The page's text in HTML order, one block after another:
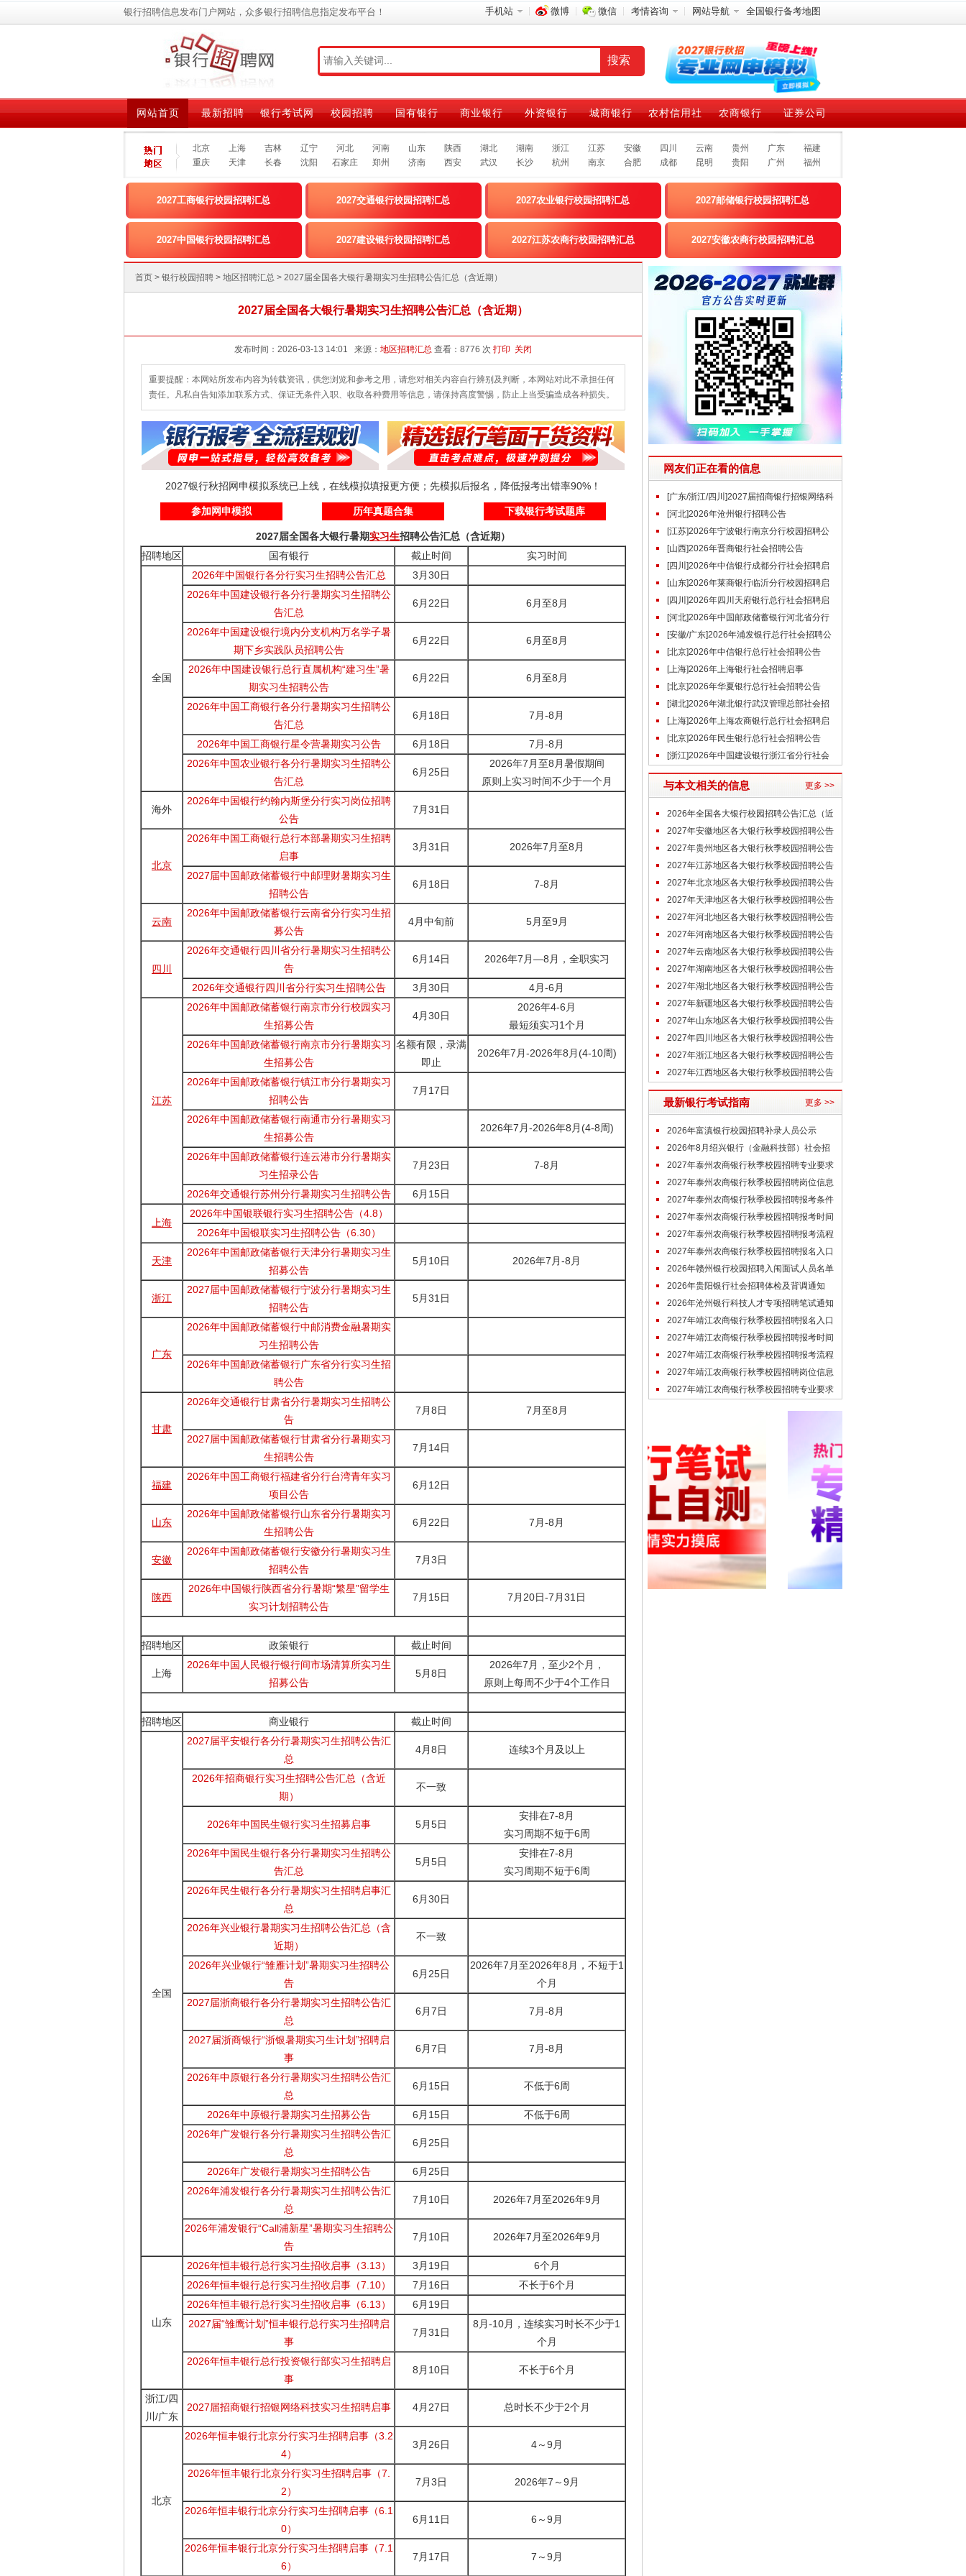
手机站 微博 微信 考情咨询 网站导航 全国银行备考地图
银行招聘信息发布门户网站，众多银行招聘信息指定发布平台！
网站首页 最新招聘 银行考试网 校园招聘 国有银行 商业银行 外资银行 城商银行 农村信用社 农商银行 证券公司
北京 上海 吉林 辽宁 河北 河南 山东 陕西 湖北 湖南 浙江 江苏 安徽 四川 云南 贵州 广东
福建
重庆
天津 长春 沈阳 石家庄 郑州 济南 西安 武汉 长沙 杭州 南京 合肥 成都 昆明 贵阳 广州 福州
2027工商银行校园招聘汇总 2027交通银行校园招聘汇总 2027农业银行校园招聘汇总 2027邮储银行校园招聘汇总
2027中国银行校园招聘汇总 2027建设银行校园招聘汇总 2027江苏农商行校园招聘汇总 2027安徽农商行校园招聘汇总
首页 > 银行校园招聘 > 地区招聘汇总 > 2027届全国各大银行暑期实习生招聘公告汇总（含近期）
2027届全国各大银行暑期实习生招聘公告汇总（含近期）
发布时间：2026-03-13 14:01 来源： 地区招聘汇总 查看： 8776 次 打印 关闭
重要提醒：本网站所发布内容为转载资讯，供您浏览和参考之用，请您对相关内容自行辨别及判断，本网站对此不承担任何
责任。凡私自告知添加联系方式、保证无条件入职、收取各种费用等信息，请保持高度警惕，防止上当受骗造成各种损失。
2027银行秋招网申模拟系统已上线，在线模拟填报更方便；先模拟后报名，降低报考出错率90%！
参加网申模拟 历年真题合集 下载银行考试题库
2027届全国各大银行暑期实习生招聘公告汇总（含近期）
招聘地区
国有银行 截止时间 实习时间
全国
2026年中国银行各分行实习生招聘公告汇总
3月30日
2026年中国建设银行各分行暑期实习生招聘公
告汇总
6月22日 6月至8月
2026年中国建设银行境内分支机构万名学子暑
期下乡实践队员招聘公告
6月22日 6月至8月
2026年中国建设银行总行直属机构“建习生”暑
期实习生招聘公告
6月22日 6月至8月
2026年中国工商银行各分行暑期实习生招聘公
告汇总
6月18日 7月-8月
2026年中国工商银行星令营暑期实习公告 6月18日
7月-8月
2026年中国农业银行各分行暑期实习生招聘公
告汇总
6月25日
2026年7月至8月暑假期间
原则上实习时间不少于一个月
海外
2026年中国银行约翰内斯堡分行实习岗位招聘
公告
7月31日
北京
2026年中国工商银行总行本部暑期实习生招聘
启事
3月31日 2026年7月至8月
2027届中国邮政储蓄银行中邮理财暑期实习生
招聘公告
6月18日 7-8月
云南
2026年中国邮政储蓄银行云南省分行实习生招
募公告
4月中旬前 5月至9月
四川
2026年交通银行四川省分行暑期实习生招聘公
告
6月14日 2026年7月—8月，全职实习
2026年交通银行四川省分行实习生招聘公告 3月30日 4月-6月
江苏
2026年中国邮政储蓄银行南京市分行校园实习
生招募公告
4月30日
2026年4-6月
最短须实习1个月
2026年中国邮政储蓄银行南京市分行暑期实习
生招募公告
名额有限，录满
即止
2026年7月-2026年8月(4-10周)
2026年中国邮政储蓄银行镇江市分行暑期实习
招聘公告
7月17日
2026年中国邮政储蓄银行南通市分行暑期实习
生招募公告
2026年7月-2026年8月(4-8周)
2026年中国邮政储蓄银行连云港市分行暑期实
习生招录公告
7月23日 7-8月
2026年交通银行苏州分行暑期实习生招聘公告 6月15日
上海
2026年中国银联银行实习生招聘公告（4.8）
2026年中国银联实习生招聘公告（6.30）
天津
2026年中国邮政储蓄银行天津分行暑期实习生
招募公告
5月10日 2026年7月-8月
浙江
2027届中国邮政储蓄银行宁波分行暑期实习生
招聘公告
5月31日
广东
2026年中国邮政储蓄银行中邮消费金融暑期实
习生招聘公告
2026年中国邮政储蓄银行广东省分行实习生招
聘公告
甘肃
2026年交通银行甘肃省分行暑期实习生招聘公
告
7月8日 7月至8月
2027届中国邮政储蓄银行甘肃省分行暑期实习
生招聘公告
7月14日
福建
2026年中国工商银行福建省分行台湾青年实习
项目公告
6月12日
山东
2026年中国邮政储蓄银行山东省分行暑期实习
生招聘公告
6月22日 7月-8月
安徽
2026年中国邮政储蓄银行安徽分行暑期实习生
招聘公告
7月3日
陕西
2026年中国银行陕西省分行暑期“繁星”留学生
实习计划招聘公告
7月15日 7月20日-7月31日
招聘地区 政策银行 截止时间
上海
2026年中国人民银行银行间市场清算所实习生
招募公告
5月8日
2026年7月，至少2个月，
原则上每周不少于4个工作日
招聘地区 商业银行 截止时间
全国
2027届平安银行各分行暑期实习生招聘公告汇
总
4月8日 连续3个月及以上
2026年招商银行实习生招聘公告汇总（含近
期）
不一致
2026年中国民生银行实习生招募启事 5月5日
安排在7-8月
实习周期不短于6周
2026年中国民生银行各分行暑期实习生招聘公
告汇总
5月5日
安排在7-8月
实习周期不短于6周
2026年民生银行各分行暑期实习生招聘启事汇
总
6月30日
2026年兴业银行暑期实习生招聘公告汇总（含
近期）
不一致
2026年兴业银行“雏雁计划”暑期实习生招聘公
告
6月25日
2026年7月至2026年8月，不短于1
个月
2027届浙商银行各分行暑期实习生招聘公告汇
总
6月7日 7月-8月
2027届浙商银行“浙银暑期实习生计划”招聘启
事
6月7日 7月-8月
2026年中原银行各分行暑期实习生招聘公告汇
总
6月15日 不低于6周
2026年中原银行暑期实习生招募公告 6月15日
不低于6周
2026年广发银行各分行暑期实习生招聘公告汇
总
6月25日
2026年广发银行暑期实习生招聘公告
6月25日
2026年浦发银行各分行暑期实习生招聘公告汇
总
7月10日 2026年7月至2026年9月
2026年浦发银行“Call浦新星”暑期实习生招聘公
告
7月10日 2026年7月至2026年9月
山东
2026年恒丰银行总行实习生招收启事（3.13） 3月19日
6个月
2026年恒丰银行总行实习生招收启事（7.10）
7月16日
不长于6个月
2026年恒丰银行总行实习生招收启事（6.13）
6月19日
2027届“雏鹰计划”恒丰银行总行实习生招聘启
事
7月31日
8月-10月，连续实习时长不少于1
个月
2026年恒丰银行总行投资银行部实习生招聘启
事
8月10日 不长于6个月
浙江/四
川/广东
2027届招商银行招银网络科技实习生招聘启事 4月27日 总时长不少于2个月
北京
2026年恒丰银行北京分行实习生招聘启事（3.2
4）
3月26日 4～9月
2026年恒丰银行北京分行实习生招聘启事（7.
2）
7月3日 2026年7～9月
2026年恒丰银行北京分行实习生招聘启事（6.1
0）
6月11日 6～9月
2026年恒丰银行北京分行实习生招聘启事（7.1
6）
7月17日 7～9月
网友们正在看的信息
[广东/浙江/四川]2027届招商银行招银网络科
技秋季校园招聘公告
[河北]2026年沧州银行招聘公告
[江苏]2026年宁波银行南京分行校园招聘公
告（7.24）
[山西]2026年晋商银行社会招聘公告
[四川]2026年中信银行成都分行社会招聘启
事（7.26）
[山东]2026年莱商银行临沂分行校园招聘启
事
[四川]2026年四川天府银行总行社会招聘启
事（7.24）
[河北]2026年中国邮政储蓄银行河北省分行
社会招聘公告(7.27)
[安徽/广东]2026年浦发银行总行社会招聘公
告（7.24）
[北京]2026年中信银行总行社会招聘公告
（7.27）
[上海]2026年上海银行社会招聘启事
（7.29）
[北京]2026年华夏银行总行社会招聘公告
（7.24）
[湖北]2026年湖北银行武汉管理总部社会招
聘公告（7.29）
[上海]2026年上海农商银行总行社会招聘启
事（7.22）
[北京]2026年民生银行总行社会招聘公告
（7.27）
[浙江]2026年中国建设银行浙江省分行社会
招聘公告
与本文相关的信息 更多 >>
2026年全国各大银行校园招聘公告汇总（近
期）2027年安徽地区各大银行秋季校园招聘公告
汇总2027年贵州地区各大银行秋季校园招聘公告
汇总2027年江苏地区各大银行秋季校园招聘公告
汇总2027年北京地区各大银行秋季校园招聘公告
汇总2027年天津地区各大银行秋季校园招聘公告
汇总2027年河北地区各大银行秋季校园招聘公告
汇总2027年河南地区各大银行秋季校园招聘公告
汇总2027年云南地区各大银行秋季校园招聘公告
汇总2027年湖南地区各大银行秋季校园招聘公告
汇总2027年湖北地区各大银行秋季校园招聘公告
汇总2027年新疆地区各大银行秋季校园招聘公告
汇总2027年山东地区各大银行秋季校园招聘公告
汇总2027年四川地区各大银行秋季校园招聘公告
汇总2027年浙江地区各大银行秋季校园招聘公告
汇总2027年江西地区各大银行秋季校园招聘公告
汇总
最新银行考试指南 更多 >>
2026年富滇银行校园招聘补录人员公示
（8.6）
2026年8月绍兴银行（金融科技部）社会招
聘拟录用人员公示名单
2027年泰州农商银行秋季校园招聘专业要求
（参考）
2027年泰州农商银行秋季校园招聘岗位信息
（参考）
2027年泰州农商银行秋季校园招聘报考条件
（参考）
2027年泰州农商银行秋季校园招聘报考时间
（参考）
2027年泰州农商银行秋季校园招聘报考流程
（参考）
2027年泰州农商银行秋季校园招聘报名入口
（未开通）
2026年赣州银行校园招聘入闱面试人员名单
公示2026年贵阳银行社会招聘体检及背调通知
2026年沧州银行科技人才专项招聘笔试通知
2027年靖江农商银行秋季校园招聘报名入口
（未开通）
2027年靖江农商银行秋季校园招聘报考时间
（参考）
2027年靖江农商银行秋季校园招聘报考流程
（参考）
2027年靖江农商银行秋季校园招聘岗位信息
（参考）
2027年靖江农商银行秋季校园招聘专业要求